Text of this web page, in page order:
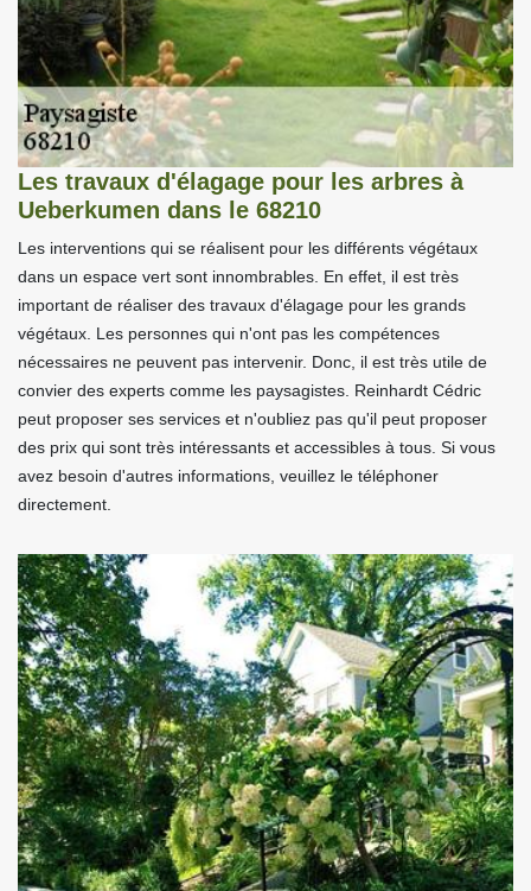
Les travaux d'élagage pour les arbres à
Ueberkumen dans le 68210
Les interventions qui se réalisent pour les différents végétaux
dans un espace vert sont innombrables. En effet, il est très
important de réaliser des travaux d'élagage pour les grands
végétaux. Les personnes qui n'ont pas les compétences
nécessaires ne peuvent pas intervenir. Donc, il est très utile de
convier des experts comme les paysagistes. Reinhardt Cédric
peut proposer ses services et n'oubliez pas qu'il peut proposer
des prix qui sont très intéressants et accessibles à tous. Si vous
avez besoin d'autres informations, veuillez le téléphoner
directement.